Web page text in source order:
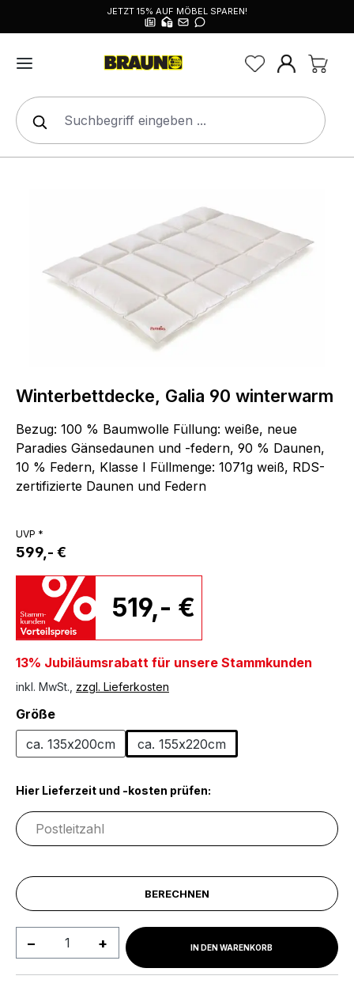
JETZT 15% AUF MÖBEL SPAREN!
Winterbettdecke, Galia 90 winterwarm
Bezug: 100 % Baumwolle Füllung: weiße, neue
Paradies Gänsedaunen und -federn, 90 % Daunen,
10 % Federn, Klasse I Füllmenge: 1071g weiß, RDS-
zertifizierte Daunen und Federn
UVP *
599,- €
519,- €
13% Jubiläumsrabatt für unsere Stammkunden
inkl. MwSt., zzgl. Lieferkosten
Größeauswählen
ca. 135x200cm
ca. 155x220cm
Hier Lieferzeit und -kosten prüfen:
BERECHNEN
Produkt Anzahl: Gib denIN DEN WARENKORB